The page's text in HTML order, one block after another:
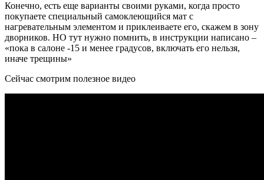
Конечно, есть еще варианты своими руками, когда просто
покупаете специальный самоклеющийся мат с
нагревательным элементом и приклеиваете его, скажем в зону
дворников. НО тут нужно помнить, в инструкции написано –
«пока в салоне -15 и менее градусов, включать его нельзя,
иначе трещины»
Сейчас смотрим полезное видео